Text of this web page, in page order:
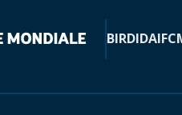
BIRDIDAIFC